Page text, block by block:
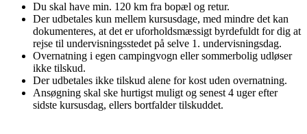
Du skal have min. 120 km fra bopæl og retur.
Der udbetales kun mellem kursusdage, med mindre det kan
dokumenteres, at det er uforholdsmæssigt byrdefuldt for dig at
rejse til undervisningsstedet på selve 1. undervisningsdag.
Overnatning i egen campingvogn eller sommerbolig udløser
ikke tilskud.
Der udbetales ikke tilskud alene for kost uden overnatning.
Ansøgning skal ske hurtigst muligt og senest 4 uger efter
sidste kursusdag, ellers bortfalder tilskuddet.